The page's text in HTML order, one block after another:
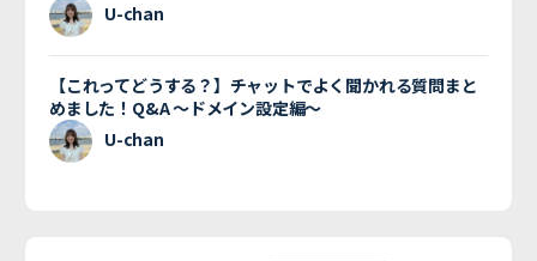
U-chan
【これってどうする？】チャットでよく聞かれる質問まと
めました！Q&A 〜ドメイン設定編〜
U-chan